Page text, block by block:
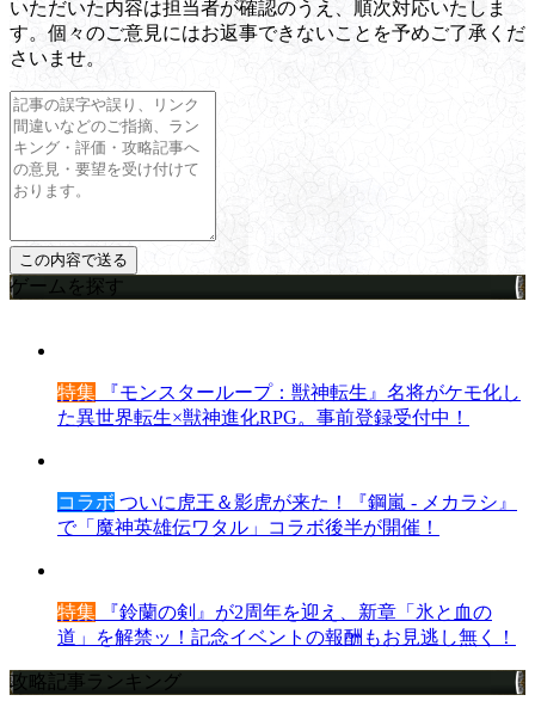
いただいた内容は担当者が確認のうえ、順次対応いたしま
す。個々のご意見にはお返事できないことを予めご了承くだ
さいませ。
ゲームを探す
特集 『モンスターループ：獣神転生』名将がケモ化し
た異世界転生×獣神進化RPG。事前登録受付中！
コラボ ついに虎王＆影虎が来た！『鋼嵐 - メカラシ』
で「魔神英雄伝ワタル」コラボ後半が開催！
特集 『鈴蘭の剣』が2周年を迎え、新章「氷と血の
道」を解禁ッ！記念イベントの報酬もお見逃し無く！
攻略記事ランキング